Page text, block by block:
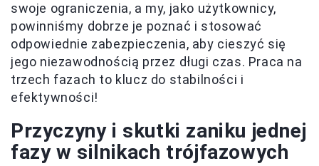
swoje ograniczenia, a my, jako użytkownicy,
powinniśmy dobrze je poznać i stosować
odpowiednie zabezpieczenia, aby cieszyć się
jego niezawodnością przez długi czas. Praca na
trzech fazach to klucz do stabilności i
efektywności!
Przyczyny i skutki zaniku jednej
fazy w silnikach trójfazowych